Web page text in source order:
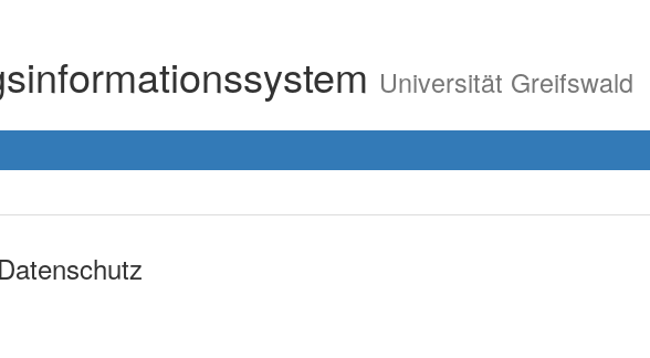
Universität Greifswald